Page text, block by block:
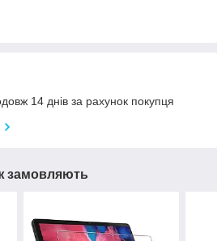
14 днів за рахунок покупця
замовляють